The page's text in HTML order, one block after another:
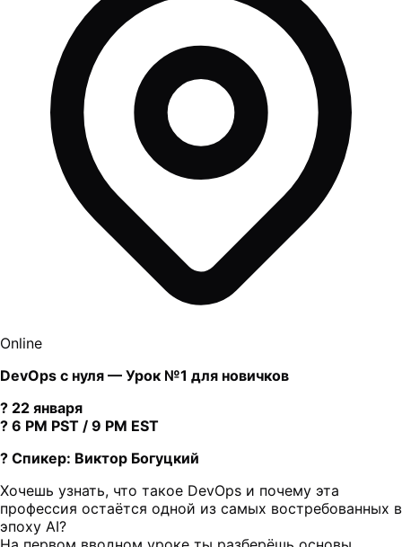
Online
DevOps с нуля — Урок №1 для новичков
? 22 января
? 6 PM PST / 9 PM EST
? Спикер: Виктор Богуцкий
Хочешь узнать, что такое DevOps и почему эта
профессия остаётся одной из самых востребованных в
эпоху AI?